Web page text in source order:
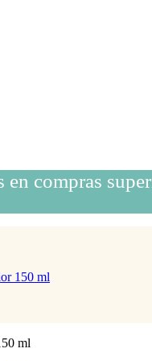
compras
150 ml